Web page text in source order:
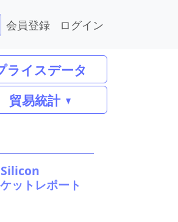
会員登録 ログイン
ライスデータ
貿易統計
Silicon
ットレポート